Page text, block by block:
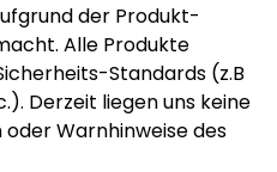
der Produkt-
Alle Produkte
Standards (z.B
Derzeit liegen uns keine
Warnhinweise des